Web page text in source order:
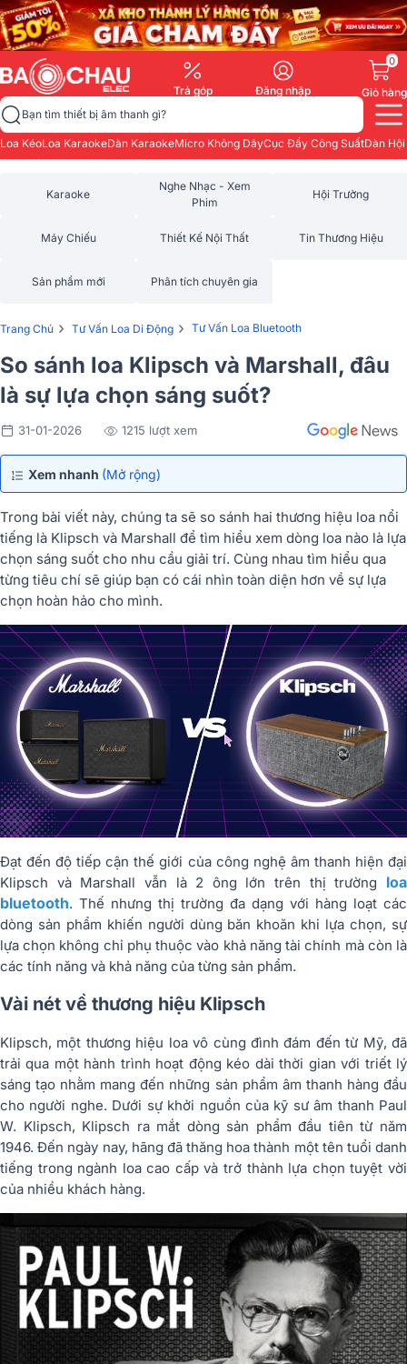
Trả góp Đăng nhập
0
Giỏ hàng
Bạn tìm thiết bị âm thanh gì?
Loa KéoLoa KaraokeDàn KaraokeMicro Không DâyCục Đẩy Công SuấtDàn
Karaoke
Nghe Nhạc - Xem
Phim
Hội Trường
Máy Chiếu Thiết Kế Nội Thất Tin Thương Hiệu
Sản phẩm mới Phân tích chuyên gia
Trang Chủ › Tư Vấn Loa Di Động › Tư Vấn Loa Bluetooth
So sánh loa Klipsch và Marshall, đâu
là sự lựa chọn sáng suốt?
31-01-2026 1215 lượt xem
Xem nhanh (Mở rộng)
Trong bài viết này, chúng ta sẽ so sánh hai thương hiệu loa nổi
tiếng là Klipsch và Marshall để tìm hiểu xem dòng loa nào là lựa
chọn sáng suốt cho nhu cầu giải trí. Cùng nhau tìm hiểu qua
từng tiêu chí sẽ giúp bạn có cái nhìn toàn diện hơn về sự lựa
chọn hoàn hảo cho mình.
Đạt đến độ tiếp cận thế giới của công nghệ âm thanh hiện đại
Klipsch và Marshall vẫn là 2 ông lớn trên thị trường loa
bluetooth. Thế nhưng thị trường đa dạng với hàng loạt các
dòng sản phẩm khiến người dùng băn khoăn khi lựa chọn, sự
lựa chọn không chỉ phụ thuộc vào khả năng tài chính mà còn là
các tính năng và khả năng của từng sản phẩm.
Vài nét về thương hiệu Klipsch
Klipsch, một thương hiệu loa vô cùng đình đám đến từ Mỹ, đã
trải qua một hành trình hoạt động kéo dài thời gian với triết lý
sáng tạo nhằm mang đến những sản phẩm âm thanh hàng đầu
cho người nghe. Dưới sự khởi nguồn của kỹ sư âm thanh Paul
W. Klipsch, Klipsch ra mắt dòng sản phẩm đầu tiên từ năm
1946. Đến ngày nay, hãng đã thăng hoa thành một tên tuổi danh
tiếng trong ngành loa cao cấp và trở thành lựa chọn tuyệt vời
của nhiều khách hàng.